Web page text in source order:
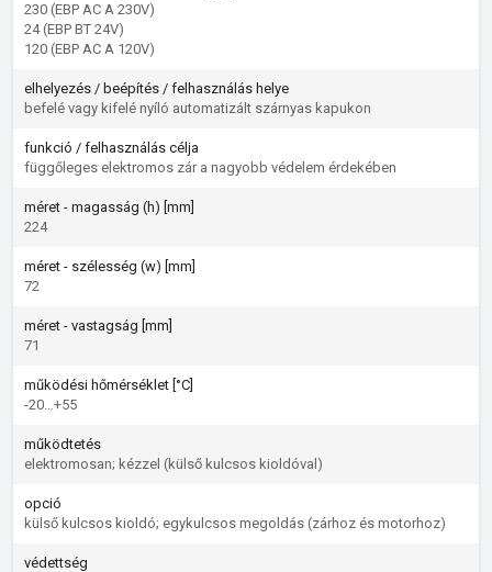
230 (EBP AC A 230V)
24 (EBP BT 24V)
120 (EBP AC A 120V)
elhelyezés / beépítés / felhasználás helye
befelé vagy kifelé nyíló automatizált szárnyas kapukon
funkció / felhasználás célja
függőleges elektromos zár a nagyobb védelem érdekében
méret - magasság (h) [mm]
224
méret - szélesség (w) [mm]
72
méret - vastagság [mm]
71
működési hőmérséklet [°C]
-20…+55
működtetés
elektromosan; kézzel (külső kulcsos kioldóval)
opció
külső kulcsos kioldó; egykulcsos megoldás (zárhoz és motorhoz)
védettség